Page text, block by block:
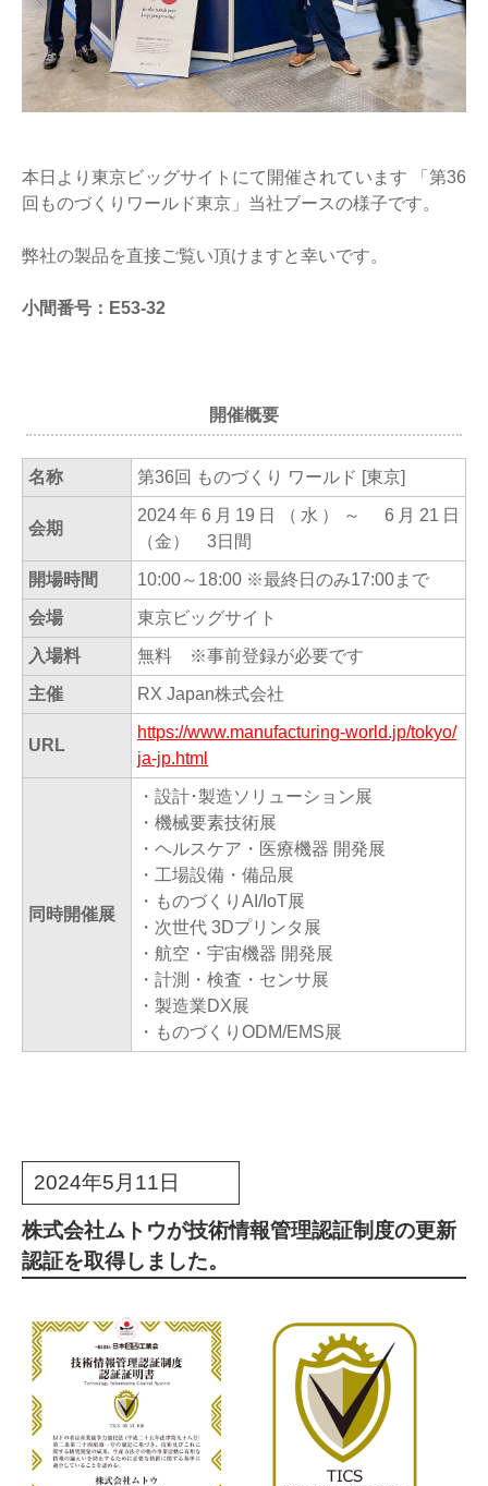
本日より東京ビッグサイトにて開催されています 「第36
回ものづくりワールド東京」当社ブースの様子です。
弊社の製品を直接ご覧い頂けますと幸いです。
小間番号：E53-32
開催概要
名称 第36回 ものづくり ワールド [東京]
会期
2024年6月19日（水）～ 6月21日
（金） 3日間
開場時間 10:00～18:00 ※最終日のみ17:00まで
会場 東京ビッグサイト
入場料 無料 ※事前登録が必要です
主催 RX Japan株式会社
URL
https://www.manufacturing-world.jp/tokyo/
ja-jp.html
同時開催展
・設計･製造ソリューション展
・機械要素技術展
・ヘルスケア・医療機器 開発展
・工場設備・備品展
・ものづくりAI/IoT展
・次世代 3Dプリンタ展
・航空・宇宙機器 開発展
・計測・検査・センサ展
・製造業DX展
・ものづくりODM/EMS展
2024年5月11日
株式会社ムトウが技術情報管理認証制度の更新
認証を取得しました。